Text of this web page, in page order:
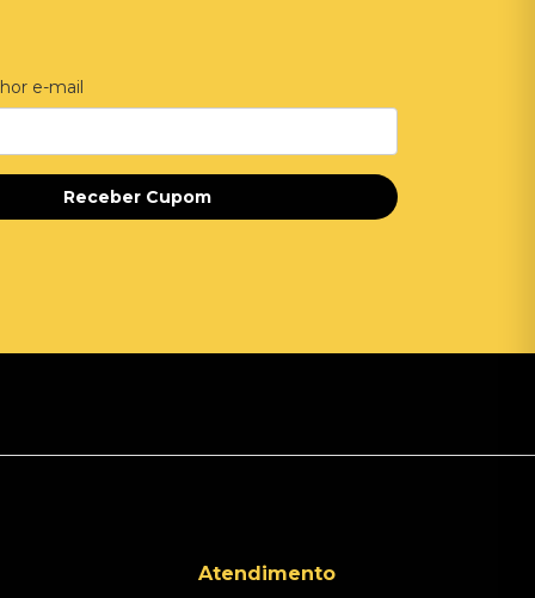
e-mail
Receber Cupom
Atendimento